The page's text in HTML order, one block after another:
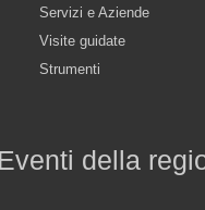
Servizi e Aziende
Visite guidate
Strumenti
della